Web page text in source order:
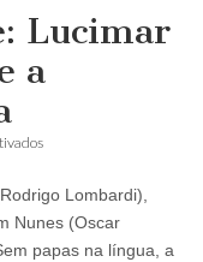
Lucimar
a
em
Jorge:
Lucimar
alerta
Nunes
Lombardi),
Nunes (Oscar
papas na língua, a